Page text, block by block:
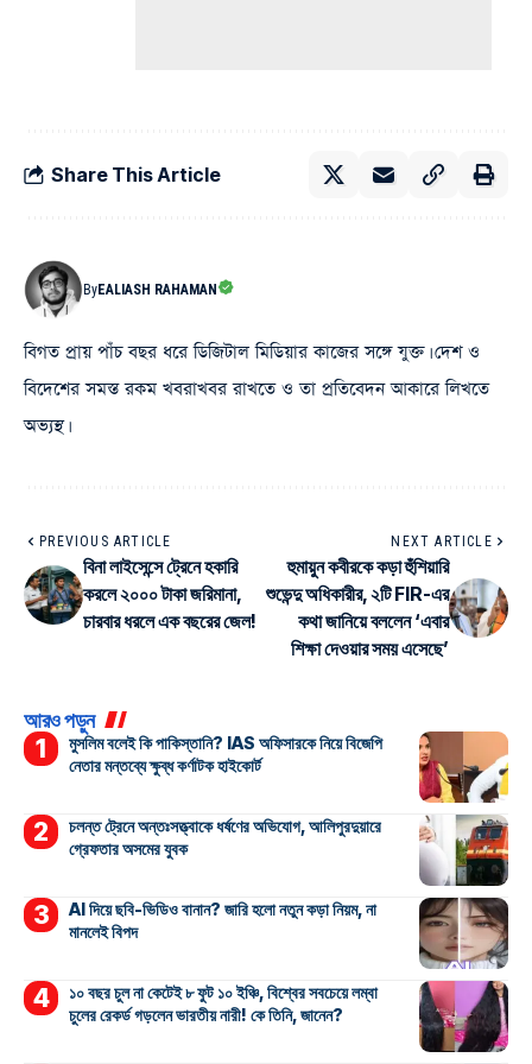
Share This Article
ByEALIASH RAHAMAN
বিগত প্রায় পাঁচ বছর ধরে ডিজিটাল মিডিয়ার কাজের সঙ্গে যুক্ত। দেশ ও
বিদেশের সমস্ত রকম খবরাখবর রাখতে ও তা প্রতিবেদন আকারে লিখতে
অভ্যস্থ।
PREVIOUS ARTICLE
বিনা লাইসেন্সে ট্রেনে হকারি
করলে ২০০০ টাকা জরিমানা,
চারবার ধরলে এক বছরের জেল!
NEXT ARTICLE
হুমায়ুন কবীরকে কড়া হুঁশিয়ারি
শুভেন্দু অধিকারীর, ২টি FIR-এর
কথা জানিয়ে বললেন ‘এবার
শিক্ষা দেওয়ার সময় এসেছে’
আরও পড়ুন
মুসলিম বলেই কি পাকিস্তানি? IAS অফিসারকে নিয়ে বিজেপি
নেতার মন্তব্যে ক্ষুব্ধ কর্ণাটক হাইকোর্ট
চলন্ত ট্রেনে অন্তঃসত্ত্বাকে ধর্ষণের অভিযোগ, আলিপুরদুয়ারে
গ্রেফতার অসমের যুবক
AI দিয়ে ছবি-ভিডিও বানান? জারি হলো নতুন কড়া নিয়ম, না
মানলেই বিপদ
১০ বছর চুল না কেটেই ৮ ফুট ১০ ইঞ্চি, বিশ্বের সবচেয়ে লম্বা
চুলের রেকর্ড গড়লেন ভারতীয় নারী! কে তিনি, জানেন?